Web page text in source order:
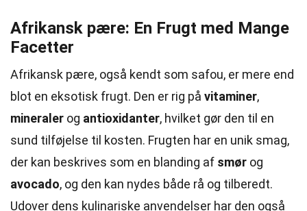
Afrikansk pære: En Frugt med Mange
Facetter
Afrikansk pære, også kendt som safou, er mere end
blot en eksotisk frugt. Den er rig på vitaminer,
mineraler og antioxidanter, hvilket gør den til en
sund tilføjelse til kosten. Frugten har en unik smag,
der kan beskrives som en blanding af smør og
avocado, og den kan nydes både rå og tilberedt.
Udover dens kulinariske anvendelser har den også